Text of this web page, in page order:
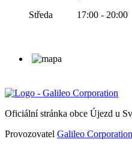
Středa 17:00 - 20:00
Oficiální stránka obce Újezd u
Provozovatel Galileo